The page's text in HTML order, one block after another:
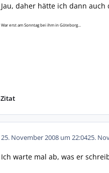
Jau, daher hätte ich dann auch
War erst am Sonntag bei ihm in Göteborg...
Zitat
25. November 2008 um 22:0425.
Ich warte mal ab, was er